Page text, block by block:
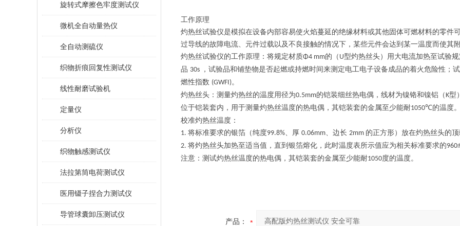
旋转式摩擦色牢度测试仪
微机全自动量热仪
全自动测硫仪
织物折痕回复性测试仪
线性耐磨试验机
定量仪
分析仪
织物触感测试仪
法拉第筒电荷测试仪
医用镊子捏合力测试仪
导管球囊卸压测试仪
工作原理
灼热丝试验仪是模拟在设备内部容易使火焰蔓延的绝缘材料或其他固体可燃材料的零件
过导线的故障电流、元件过载以及不良接触的情况下，某些元件会达到某一温度而使其
灼热丝试验仪的工作原理：将规定材质Φ4 mm的 （ U型灼热丝头）用大电流加热至试验
品 30s ，试验品和铺垫物是否起燃或持燃时间来测定电工电子设备成品的着火危险性；
燃性指数 (GWFI)。
灼热丝头：测量灼热丝的温度用径为0.5mm的铠装细丝热电偶，线材为镍铬和镍铝（K型
位于铠装套内，用于测量灼热丝温度的热电偶，其铠装套的金属至少能耐1050℃的温度。
校准灼热丝温度：
1. 将标准要求的银箔（纯度99.8%、厚 0.06mm、边长 2mm 的正方形）放在灼热丝头的顶
2. 将灼热丝头加热至适当值，直到银箔熔化，此时温度表所示值应为相关标准要求的
注意：测试灼热丝温度的热电偶，其铠装套的金属至少能耐1050度的温度。
产品：